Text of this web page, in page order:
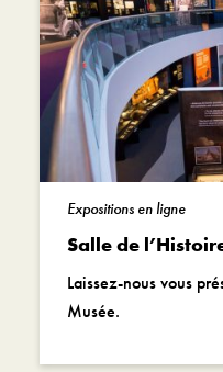
Expositions en ligne
Salle de
Laissez-nous vous
Musée.